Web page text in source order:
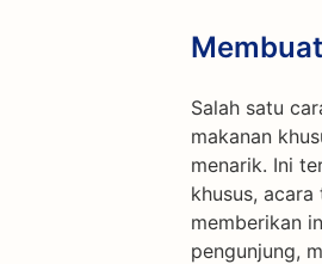
Salah satu
makanan
menarik. Ini
khusus,
memberikan
pengunjung,